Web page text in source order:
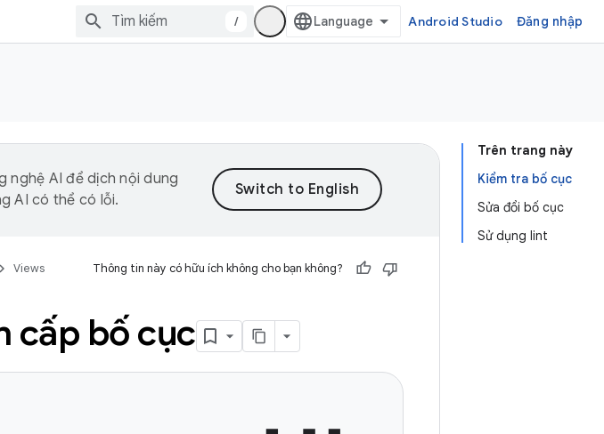
/ Android Studio Đăng nhập
Trên trang này
Kiểm tra bố cục
Sửa đổi bố cục
Sử dụng lint
nghệ AI để dịch nội dung
AI có thể có lỗi.
Views Thông tin này có hữu ích không cho bạn không?
cấp bố cục